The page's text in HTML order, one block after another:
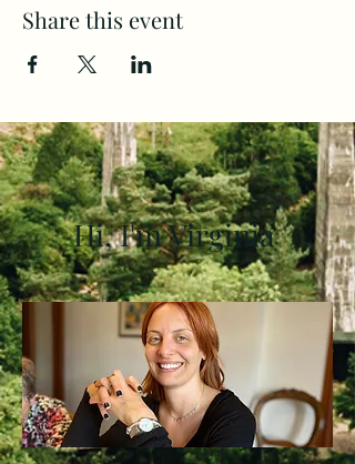
Share this event
Hi, I'm Virginia